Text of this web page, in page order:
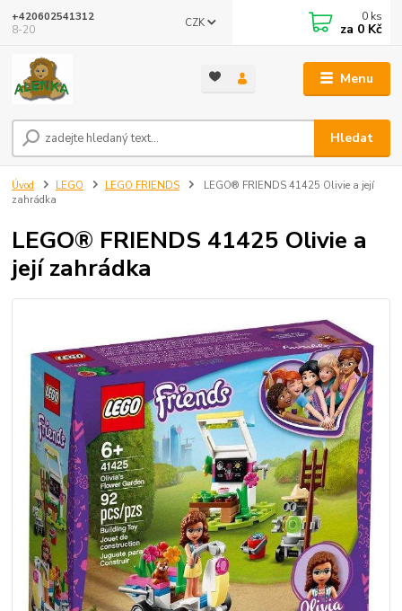
Menu
CZK
Hledat
+420602541312
8-20
0 ks
za 0 Kč
Úvod LEGO LEGO FRIENDS
LEGO® FRIENDS 41425 Olivie a její
zahrádka
LEGO® FRIENDS 41425 Olivie a
její zahrádka